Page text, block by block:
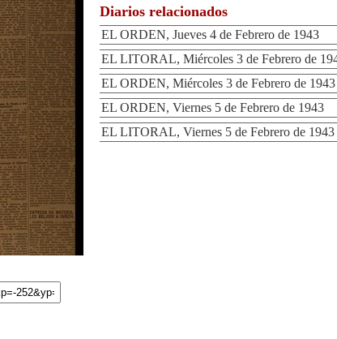
Diarios relacionados
EL ORDEN, Jueves 4 de Febrero de 1943
EL LITORAL, Miércoles 3 de Febrero de
EL ORDEN, Miércoles 3 de Febrero de 1943
EL ORDEN, Viernes 5 de Febrero de 1943
EL LITORAL, Viernes 5 de Febrero de 1943